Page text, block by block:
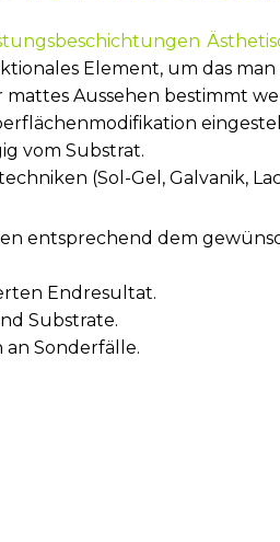
Element, um das
Aussehen bestimmt
vom Substrat.
(Sol-Gel, Galvanik,
entsprechend dem
Endresultat.
Substrate.
an Sonderfälle.